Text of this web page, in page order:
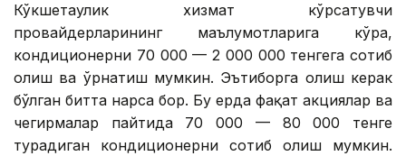
Кўкшетаулик хизмат кўрсатувчи
провайдерларининг маълумотларига кўра,
кондиционерни 70 000 — 2 000 000 тенгега сотиб
олиш ва ўрнатиш мумкин. Эътиборга олиш керак
бўлган битта нарса бор. Бу ерда фақат акциялар ва
чегирмалар пайтида 70 000 — 80 000 тенге
турадиган кондиционерни сотиб олиш мумкин.